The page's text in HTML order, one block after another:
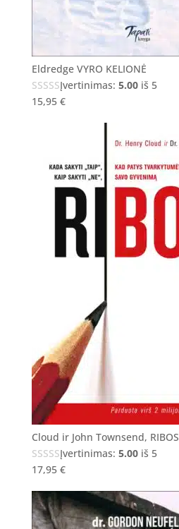
Eldredge VYRO KELIONĖ
Įvertinimas: 5.00iš 5
15,95 €
Cloud ir John Townsend, RIBOS
Įvertinimas: 5.00iš 5
17,95 €